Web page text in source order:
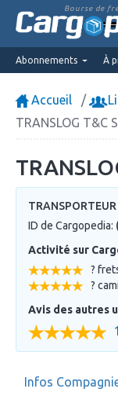
Bourse de
Abonnements À
Accueil
TRANSLOG T&C
TRANSPORTEUR
ID de Cargopedia:
Activité sur
?
?
Avis des autres
Infos